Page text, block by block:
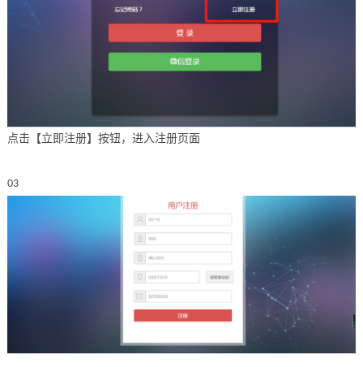
点击【立即注册】按钮，进入注册页面
03